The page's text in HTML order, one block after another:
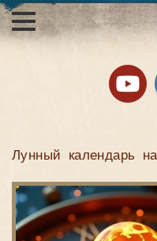
Лунный календарь